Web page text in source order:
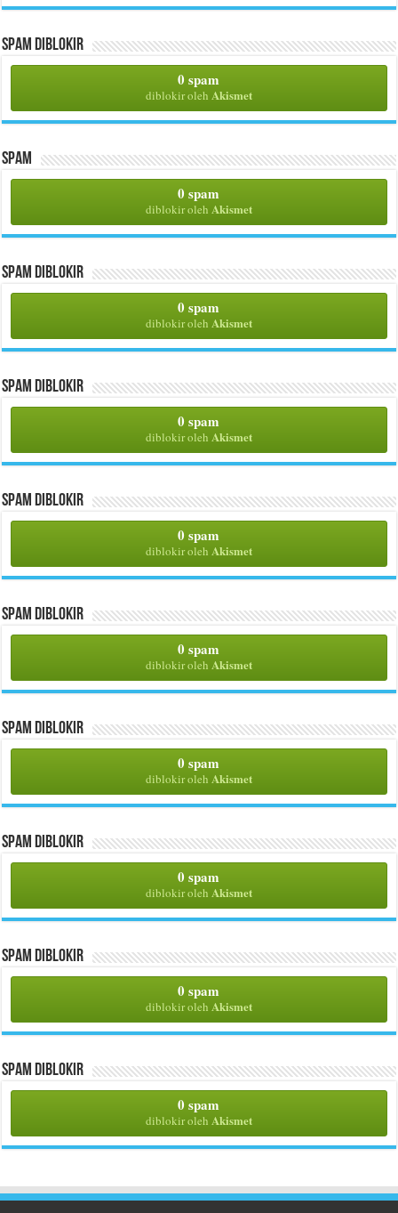
Spam Diblokir
0 spam
diblokir oleh Akismet
Spam
0 spam
diblokir oleh Akismet
Spam Diblokir
0 spam
diblokir oleh Akismet
Spam Diblokir
0 spam
diblokir oleh Akismet
Spam Diblokir
0 spam
diblokir oleh Akismet
Spam Diblokir
0 spam
diblokir oleh Akismet
Spam Diblokir
0 spam
diblokir oleh Akismet
Spam Diblokir
0 spam
diblokir oleh Akismet
Spam Diblokir
0 spam
diblokir oleh Akismet
Spam Diblokir
0 spam
diblokir oleh Akismet